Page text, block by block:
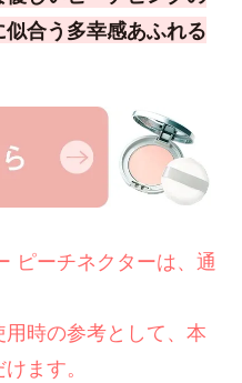
合う多幸感あふれる
ピーチネクターは、通
時の参考として、本
ます。